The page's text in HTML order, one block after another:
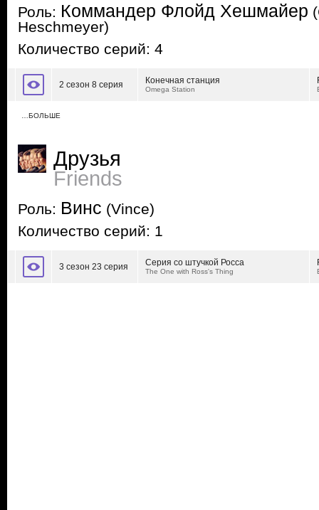
Роль: Коммандер Флойд Хешмайер
Heschmeyer)
Количество серий: 4
2 сезон 8 серия Конечная станция
Omega Station
…БОЛЬШЕ
Друзья
Friends
Роль: Винс (Vince)
Количество серий: 1
3 сезон 23 серия Серия со штучкой Росса
The One with Ross's Thing